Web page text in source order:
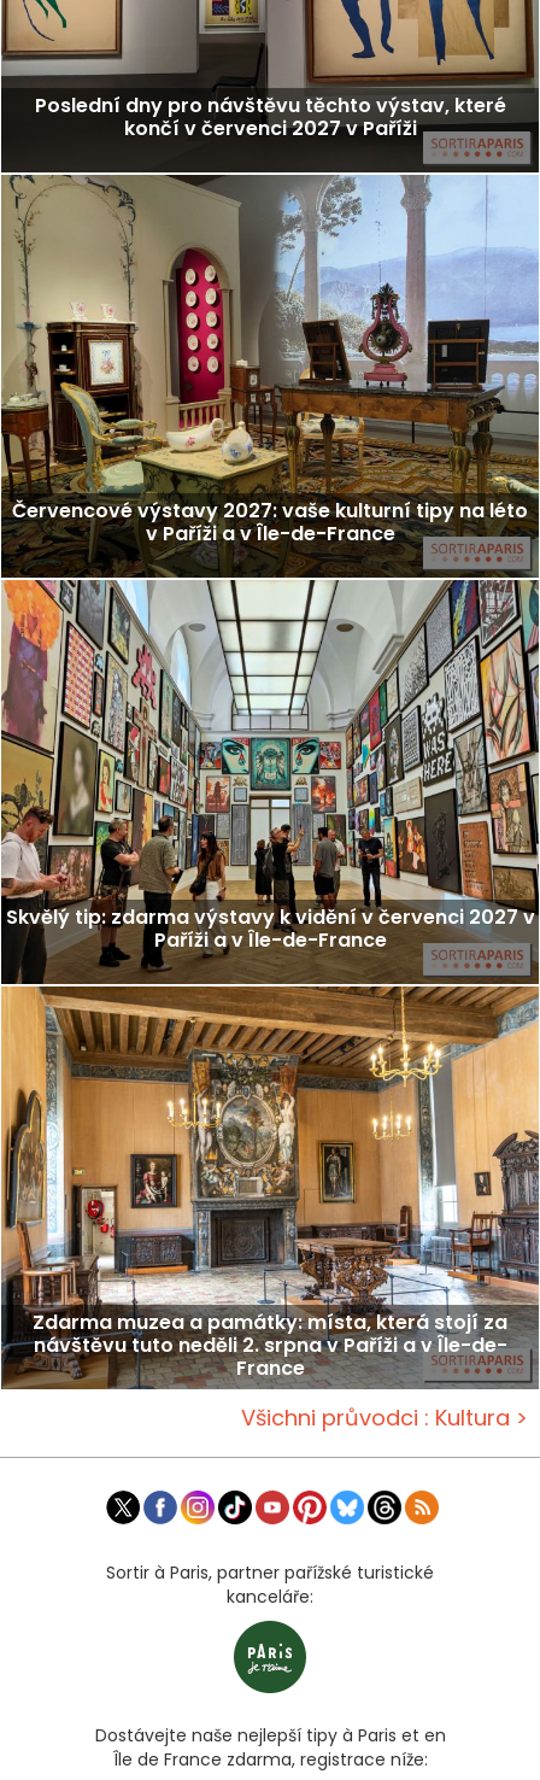
Poslední dny pro návštěvu těchto výstav, které
končí v červenci 2027 v Paříži
Červencové výstavy 2027: vaše kulturní tipy na léto
v Paříži a v Île-de-France
Skvělý tip: zdarma výstavy k vidění v červenci 2027 v
Paříži a v Île-de-France
Zdarma muzea a památky: místa, která stojí za
návštěvu tuto neděli 2. srpna v Paříži a v Île-de-
France
Všichni průvodci : Kultura >
Sortir à Paris, partner pařížské turistické
kanceláře:
Dostávejte naše nejlepší tipy à Paris et en
Île de France zdarma, registrace níže: